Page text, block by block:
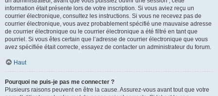
information était présente lors de votre inscription. Si vous aviez reçu un
courrier électronique, consultez les instructions. Si vous ne recevez pas de
courrier électronique, vous avez probablement spécifié une mauvaise adresse
de courrier électronique ou le courrier électronique a été filtré en tant que
pourriel. Si vous êtes certain que l’adresse de courrier électronique que vous
avez spécifiée était correcte, essayez de contacter un administrateur du forum.
Haut
Pourquoi ne puis-je pas me connecter ?
Plusieurs raisons peuvent en être la cause. Assurez-vous avant tout que votre